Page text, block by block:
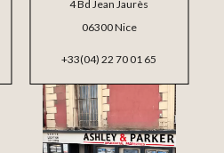
4 Bd Jean Jaurès
06300 Nice
+33(04) 22 70 01 65